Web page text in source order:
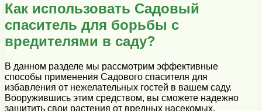
Как использовать Садовый
спаситель для борьбы с
вредителями в саду?
В данном разделе мы рассмотрим эффективные
способы применения Садового спасителя для
избавления от нежелательных гостей в вашем саду.
Вооружившись этим средством, вы сможете надежно
защитить свои растения от вредных насекомых,